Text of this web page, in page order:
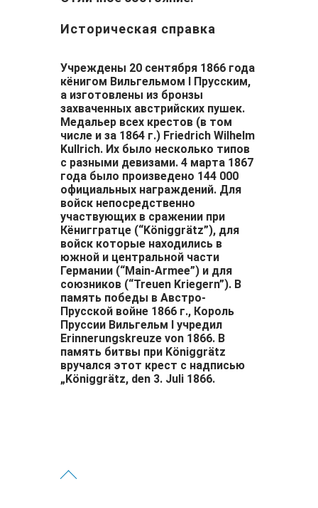
Историческая справка
Учреждены 20 сентября 1866 года
кёнигом Вильгельмом I Прусским,
а изготовлены из бронзы
захваченных австрийских пушек.
Медальер всех крестов (в том
числе и за 1864 г.) Friedrich Wilhelm
Kullrich. Их было несколько типов
с разными девизами. 4 марта 1867
года было произведено 144 000
официальных награждений. Для
войск непосредственно
участвующих в сражении при
Кёниггратце (“Königgrätz”), для
войск которые находились в
южной и центральной части
Германии (“Main-Armee”) и для
союзников (“Treuen Kriegern”). В
память победы в Австро-
Прусской войне 1866 г., Король
Пруссии Вильгельм I учредил
Erinnerungskreuze von 1866. В
память битвы при Königgrätz
вручался этот крест с надписью
„Königgrätz, den 3. Juli 1866.